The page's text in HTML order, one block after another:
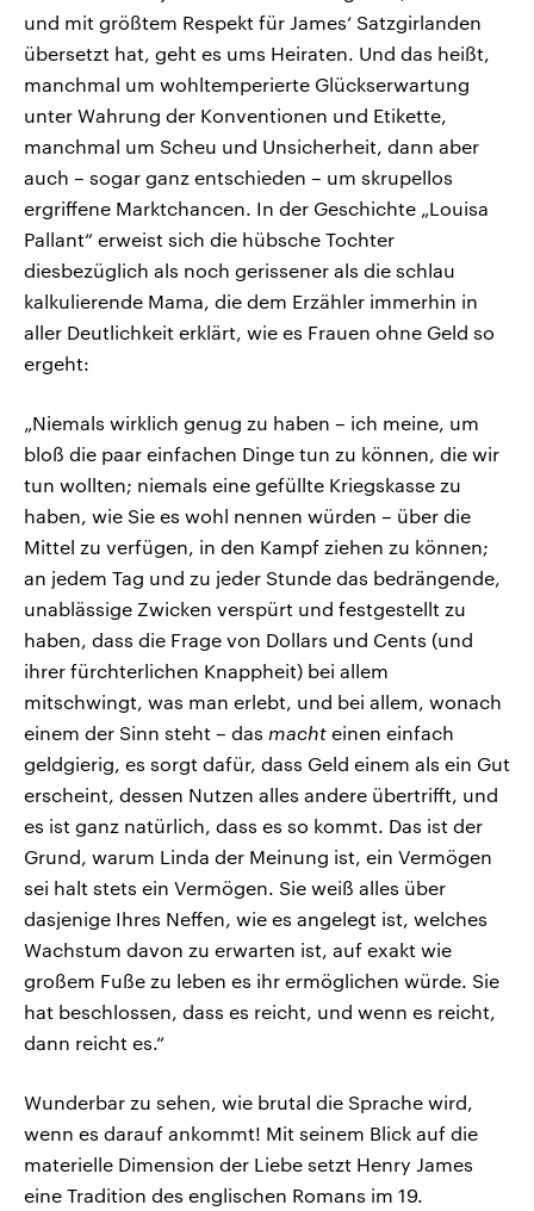
und mit größtem Respekt für James‘ Satzgirlanden
übersetzt hat, geht es ums Heiraten. Und das heißt,
manchmal um wohltemperierte Glückserwartung
unter Wahrung der Konventionen und Etikette,
manchmal um Scheu und Unsicherheit, dann aber
auch – sogar ganz entschieden – um skrupellos
ergriffene Marktchancen. In der Geschichte „Louisa
Pallant“ erweist sich die hübsche Tochter
diesbezüglich als noch gerissener als die schlau
kalkulierende Mama, die dem Erzähler immerhin in
aller Deutlichkeit erklärt, wie es Frauen ohne Geld so
ergeht:
„Niemals wirklich genug zu haben – ich meine, um
bloß die paar einfachen Dinge tun zu können, die wir
tun wollten; niemals eine gefüllte Kriegskasse zu
haben, wie Sie es wohl nennen würden – über die
Mittel zu verfügen, in den Kampf ziehen zu können;
an jedem Tag und zu jeder Stunde das bedrängende,
unablässige Zwicken verspürt und festgestellt zu
haben, dass die Frage von Dollars und Cents (und
ihrer fürchterlichen Knappheit) bei allem
mitschwingt, was man erlebt, und bei allem, wonach
einem der Sinn steht – das macht einen einfach
geldgierig, es sorgt dafür, dass Geld einem als ein Gut
erscheint, dessen Nutzen alles andere übertrifft, und
es ist ganz natürlich, dass es so kommt. Das ist der
Grund, warum Linda der Meinung ist, ein Vermögen
sei halt stets ein Vermögen. Sie weiß alles über
dasjenige Ihres Neffen, wie es angelegt ist, welches
Wachstum davon zu erwarten ist, auf exakt wie
großem Fuße zu leben es ihr ermöglichen würde. Sie
hat beschlossen, dass es reicht, und wenn es reicht,
dann reicht es.“
Wunderbar zu sehen, wie brutal die Sprache wird,
wenn es darauf ankommt! Mit seinem Blick auf die
materielle Dimension der Liebe setzt Henry James
eine Tradition des englischen Romans im 19.